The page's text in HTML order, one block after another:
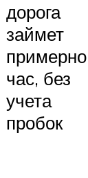
дорога
займет
час, без
учета
пробок